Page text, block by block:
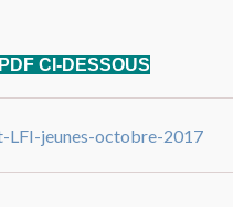
CI-DESSOUS
LFI-jeunes-octobre-2017